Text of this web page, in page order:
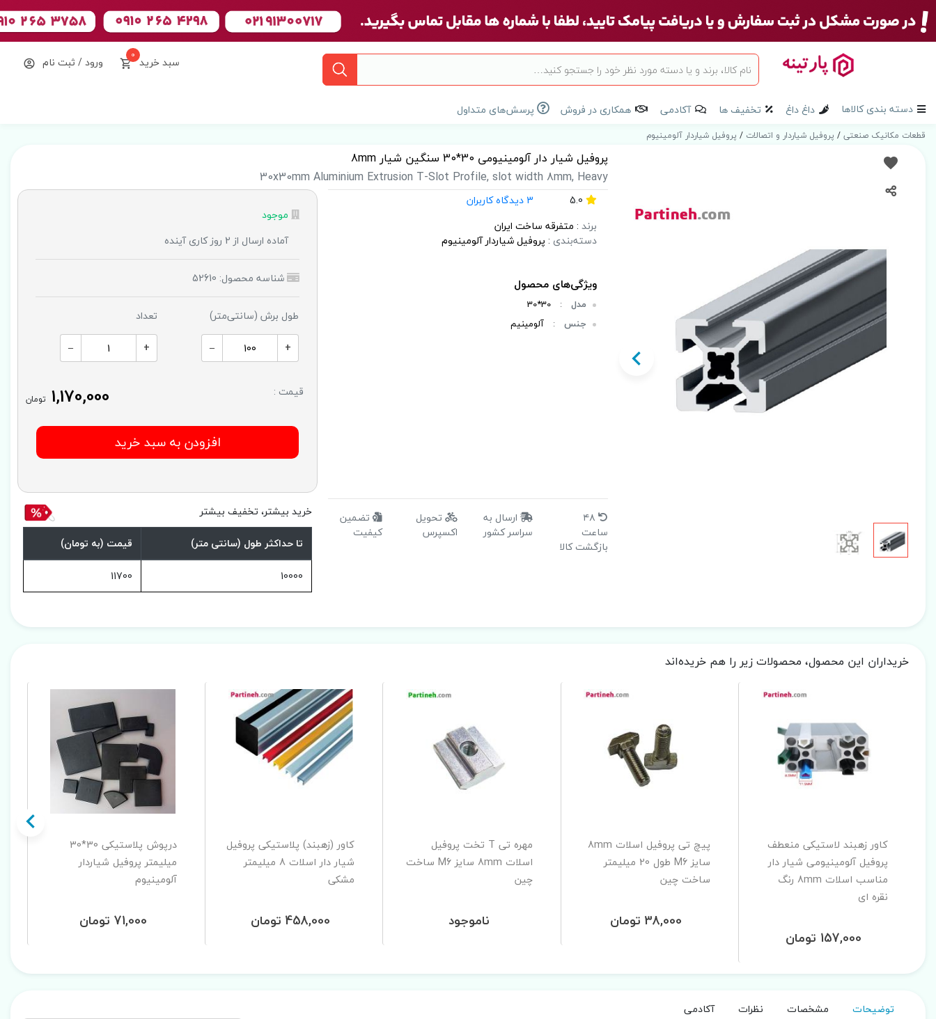
ورود / ثبت نام سبد خرید 0
دسته بندی کالاها داغ داغ تخفیف ها آکادمی همکاری در فروش پرسش‌های متداول
قطعات مکانیک صنعتی/ پروفیل شیاردار و اتصالات / پروفیل شیاردار آلومینیوم
پروفیل شیار دار آلومینیومی 30*30 سنگین شیار 8mm
30x30mm Aluminium Extrusion T-Slot Profile, slot width 8mm, Heavy
3 دیدگاه کاربران
برند : متفرقه ساخت ایران
دسته‌بندی : پروفیل شیاردار آلومینیوم
مدل :
30*30
جنس
: آلومینیم
موجود
آماده ارسال از 2 روز کاری آینده
شناسه محصول: 52610
طول برش (سانتی‌متر)
تعداد
+
–
+
–
قیمت : 1,170,000 تومان
افزودن به سبد خرید
۴۸
ساعت
بازگشت کالا
ارسال به
سراسر کشور
تحویل
اکسپرس
تضمین
کیفیت
خرید بیشتر، تخفیف بیشتر
تا حداکثر طول (سانتی متر)
قیمت (به تومان)
10000
11700
خریداران این محصول، محصولات زیر را هم خریده‌اند
کاور زهبند لاستیکی منعطف
پروفیل آلومینیومی شیار دار
مناسب اسلات 8mm رنگ
نقره ای
157,000 تومان
پیچ تی پروفیل اسلات 8mm
سایز M6 طول 20 میلیمتر
ساخت چین
38,000 تومان
مهره تی T تخت پروفیل
اسلات 8mm سایز M6 ساخت
چین
ناموجود
کاور (زهبند) پلاستیکی پروفیل
شیار دار اسلات 8 میلیمتر
مشکی
458,000 تومان
درپوش پلاستیکی 30*30
میلیمتر پروفیل شیاردار
آلومینیوم
71,000 تومان
توضیحات مشخصات نظرات آکادمی